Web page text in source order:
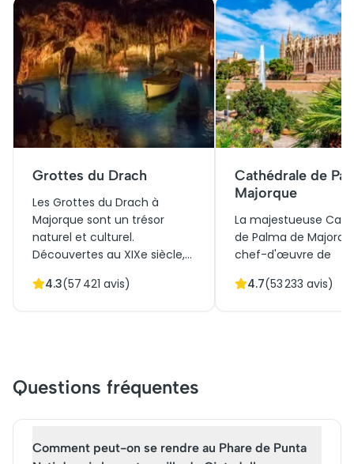
Grottes du Drach
Les Grottes du Drach à
Majorque sont un trésor
naturel et culturel.
Découvertes au XIXe siècle,
grands lacs souterrains
combinant histoire et
beauté architecturale.
une attraction prisée,
4.3(57 421 avis)
Cathédrale de
Majorque
La majestueuse
de Palma de
chef-d'œuvre de
domine la capitale
millions de visiteurs
année. Réservez vos
4.7(53 233 avis)
Questions fréquentes
Comment peut-on se rendre au Phare de Punta